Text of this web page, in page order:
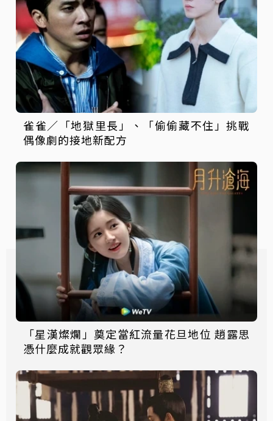
雀雀／「地獄里長」、「偷偷藏不住」挑戰
偶像劇的接地新配方
「星漢燦爛」奠定當紅流量花旦地位 趙露思
憑什麼成就觀眾緣？